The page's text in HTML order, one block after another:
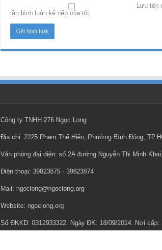
Lưu tên
lần bình luận kế tiếp của tôi.
Công ty TNHH 276 Ngọc Long
Địa chỉ: 2225 Phạm Thế Hiển, Phường Bình Đông,
Văn phòng đại diện: số 2A đường Nguyễn Thị Minh
Điện thoại: ‎39823875 - ‎39823874
Mail: ngoclong@ngoclong.org
Website: ngoclong.org
Số ĐKKD: 0312933322. Ngày ĐK: 18/09/2014. Nơi